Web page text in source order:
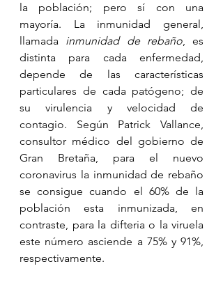
la población; pero sí con una
mayoría. La inmunidad general,
llamada inmunidad de rebaño, es
distinta para cada enfermedad,
depende de las características
particulares de cada patógeno; de
su virulencia y velocidad de
contagio. Según Patrick Vallance,
consultor médico del gobierno de
Gran Bretaña, para el nuevo
coronavirus la inmunidad de rebaño
se consigue cuando el 60% de la
población esta inmunizada, en
contraste, para la difteria o la viruela
este número asciende a 75% y 91%,
respectivamente.